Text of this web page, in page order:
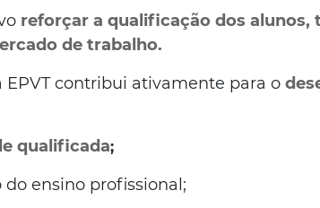
reforçar a qualificação dos
de trabalho.
EPVT contribui ativamente para o
qualificada;
ensino profissional;